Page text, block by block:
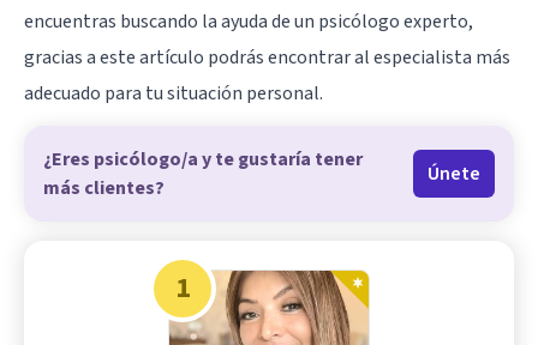
encuentras buscando la ayuda de un psicólogo experto,
gracias a este artículo podrás encontrar al especialista más
adecuado para tu situación personal.
¿Eres psicólogo/a y te gustaría tener
más clientes?
Únete
1